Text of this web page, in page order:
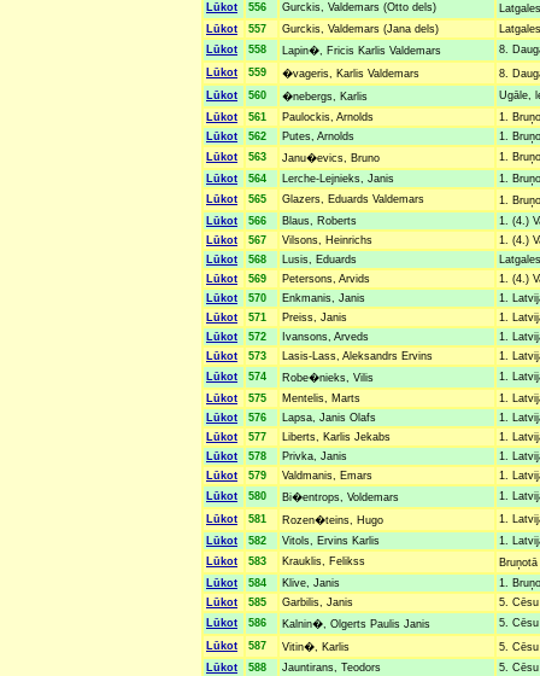
Lūkot
556 Gurckis, Valdemars (Otto dels)
Lūkot
557 Gurckis, Valdemars (Jana dels)
Lūkot
558 Lapin�, Fricis Karlis Valdemars
8.
Lūkot
559 �vageris, Karlis Valdemars
8.
Lūkot
560 �nebergs, Karlis
Ugāle,
Lūkot
561 Paulockis, Arnolds
1.
Lūkot
562 Putes, Arnolds
1.
Lūkot
563 Janu�evics, Bruno
1.
Lūkot
564 Lerche-Lejnieks, Janis
1.
Lūkot
565 Glazers, Eduards Valdemars
1.
Lūkot
566 Blaus, Roberts
1. (4.)
Lūkot
567 Vilsons, Heinrichs
1. (4.)
Lūkot
568 Lusis, Eduards
Lūkot
569 Petersons, Arvids
1. (4.)
Lūkot
570 Enkmanis, Janis
1.
Lūkot
571 Preiss, Janis
1.
Lūkot
572 Ivansons, Arveds
1.
Lūkot
573 Lasis-Lass, Aleksandrs Ervins
1.
Lūkot
574 Robe�nieks, Vilis
1.
Lūkot
575 Mentelis, Marts
1.
Lūkot
576 Lapsa, Janis Olafs
1.
Lūkot
577 Liberts, Karlis Jekabs
1.
Lūkot
578 Privka, Janis
1.
Lūkot
579 Valdmanis, Emars
1.
Lūkot
580 Bi�entrops, Voldemars
1.
Lūkot
581 Rozen�teins, Hugo
1.
Lūkot
582 Vitols, Ervins Karlis
1.
Lūkot
583 Krauklis, Felikss
Lūkot
584 Klive, Janis
1.
Lūkot
585 Garbilis, Janis
5.
Lūkot
586 Kalnin�, Olgerts Paulis Janis
5.
Lūkot
587 Vitin�, Karlis
5.
Lūkot
588 Jauntirans, Teodors
5.